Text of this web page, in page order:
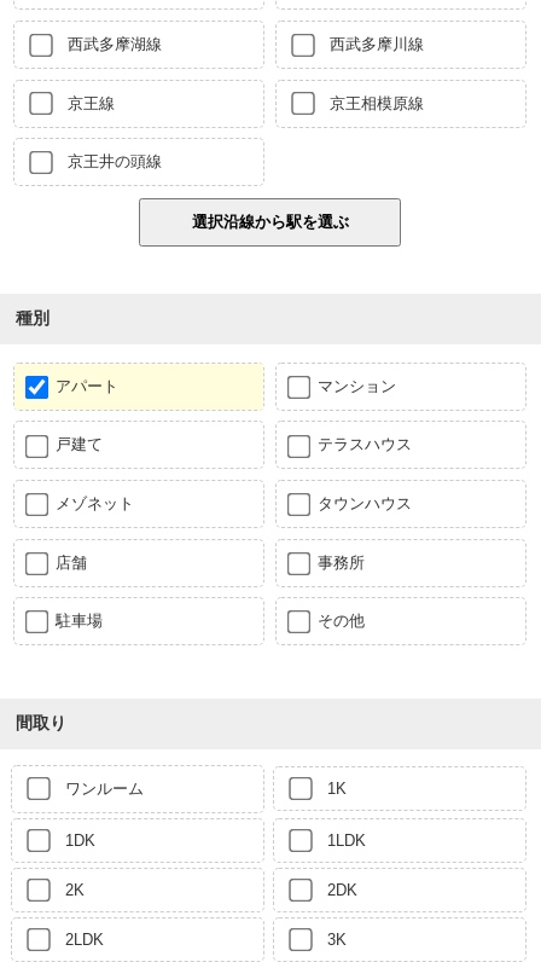
西武多摩湖線 西武多摩川線
京王線 京王相模原線
京王井の頭線
種別
アパート マンション
戸建て テラスハウス
メゾネット タウンハウス
店舗 事務所
駐車場 その他
間取り
ワンルーム 1K
1DK 1LDK
2K 2DK
2LDK 3K